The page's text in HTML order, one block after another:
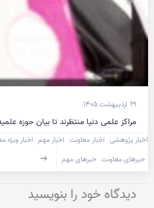
۲۹ اردیبهشت ۱۴۰۵
مراکز علمی دنیا منتظرند تا بیان حوزه
اخبار پژوهشی اخبار معاونت اخبار مهم اخبار ویژه
خبرهای معاونت خبرهای مهم
دیدگاه‌ خود را بنویسید